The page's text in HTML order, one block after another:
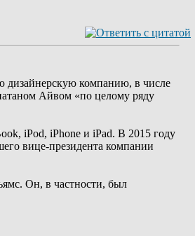
дизайнерскую компанию, в числе
Айвом «по целому ряду
iPod, iPhone и iPad. В 2015 году
вице-президента компании
Он, в частности, был